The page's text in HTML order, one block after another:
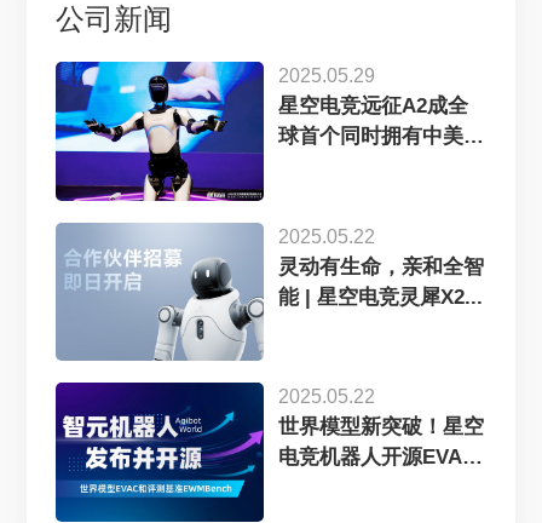
公司新闻
2025.05.29
星空电竞远征A2成全
球首个同时拥有中美欧
2025.05.22
灵动有生命，亲和全智
能 | 星空电竞灵犀X2...
2025.05.22
世界模型新突破！星空
电竞机器人开源EVAC